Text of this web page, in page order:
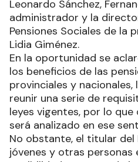
Leonardo Sánchez,
administrador y la
Pensiones Sociales de la
Lidia Giménez.
En la oportunidad se
los beneficios de las
provinciales y
reunir una serie de
leyes vigentes, por lo
será analizado en ese
No obstante, el titular del
jóvenes y otras personas